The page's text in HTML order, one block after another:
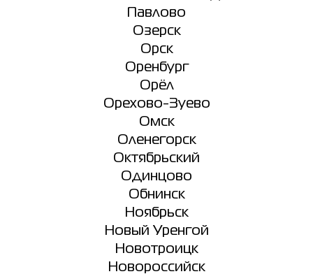
Павлово
Озерск
Орск
Оренбург
Орёл
Орехово-Зуево
Омск
Оленегорск
Октябрьский
Одинцово
Обнинск
Ноябрьск
Новый Уренгой
Новотроицк
Новороссийск